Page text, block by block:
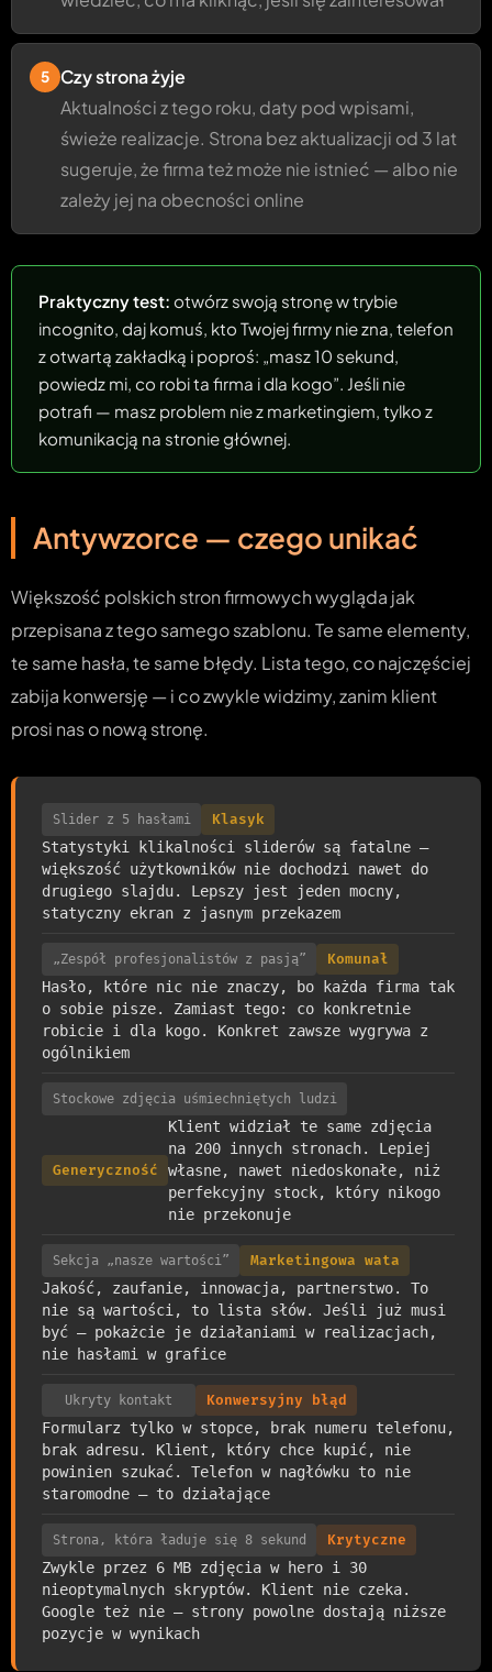
5
Czy strona żyje
Aktualności z tego roku, daty pod wpisami,
świeże realizacje. Strona bez aktualizacji od 3 lat
sugeruje, że firma też może nie istnieć — albo nie
zależy jej na obecności online
Praktyczny test: otwórz swoją stronę w trybie
incognito, daj komuś, kto Twojej firmy nie zna, telefon
z otwartą zakładką i poproś: „masz 10 sekund,
powiedz mi, co robi ta firma i dla kogo”. Jeśli nie
potrafi — masz problem nie z marketingiem, tylko z
komunikacją na stronie głównej.
Antywzorce — czego unikać
Większość polskich stron firmowych wygląda jak
przepisana z tego samego szablonu. Te same elementy,
te same hasła, te same błędy. Lista tego, co najczęściej
zabija konwersję — i co zwykle widzimy, zanim klient
prosi nas o nową stronę.
Slider z 5 hasłami
Statystyki klikalności sliderów są fatalne —
większość użytkowników nie dochodzi nawet do
drugiego slajdu. Lepszy jest jeden mocny,
statyczny ekran z jasnym przekazem
Klasyk
„Zespół profesjonalistów z pasją”
Hasło, które nic nie znaczy, bo każda firma tak
o sobie pisze. Zamiast tego: co konkretnie
robicie i dla kogo. Konkret zawsze wygrywa z
ogólnikiem
Komunał
Stockowe zdjęcia uśmiechniętych ludzi
Klient widział te same zdjęcia
na 200 innych stronach. Lepiej
własne, nawet niedoskonałe, niż
perfekcyjny stock, który nikogo
nie przekonuje
Generyczność
Sekcja „nasze wartości”
Jakość, zaufanie, innowacja, partnerstwo. To
nie są wartości, to lista słów. Jeśli już musi
być — pokażcie je działaniami w realizacjach,
nie hasłami w grafice
Marketingowa wata
Ukryty kontakt
Formularz tylko w stopce, brak numeru telefonu,
brak adresu. Klient, który chce kupić, nie
powinien szukać. Telefon w nagłówku to nie
staromodne — to działające
Konwersyjny błąd
Strona, która ładuje się 8 sekund
Zwykle przez 6 MB zdjęcia w hero i 30
nieoptymalnych skryptów. Klient nie czeka.
Google też nie — strony powolne dostają niższe
pozycje w wynikach
Krytyczne